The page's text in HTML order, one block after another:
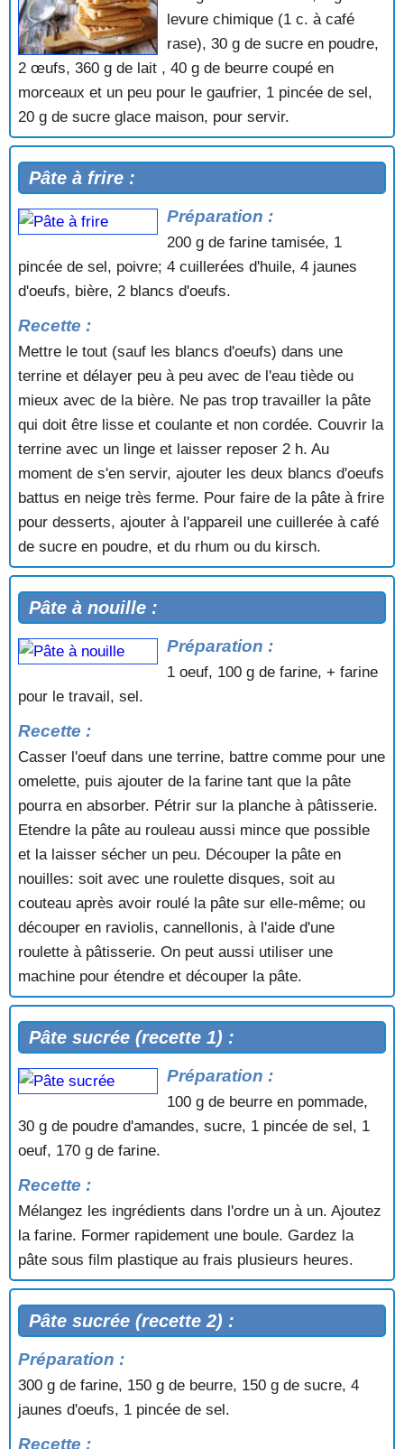
levure chimique (1 c. à café
rase), 30 g de sucre en poudre,
2 œufs, 360 g de lait , 40 g de beurre coupé en
morceaux et un peu pour le gaufrier, 1 pincée de sel,
20 g de sucre glace maison, pour servir.
Pâte à frire :
Préparation :
200 g de farine tamisée, 1
pincée de sel, poivre; 4 cuillerées d'huile, 4 jaunes
d'oeufs, bière, 2 blancs d'oeufs.
Recette :
Mettre le tout (sauf les blancs d'oeufs) dans une
terrine et délayer peu à peu avec de l'eau tiède ou
mieux avec de la bière. Ne pas trop travailler la pâte
qui doit être lisse et coulante et non cordée. Couvrir la
terrine avec un linge et laisser reposer 2 h. Au
moment de s'en servir, ajouter les deux blancs d'oeufs
battus en neige très ferme. Pour faire de la pâte à frire
pour desserts, ajouter à l'appareil une cuillerée à café
de sucre en poudre, et du rhum ou du kirsch.
Pâte à nouille :
Préparation :
1 oeuf, 100 g de farine, + farine
pour le travail, sel.
Recette :
Casser l'oeuf dans une terrine, battre comme pour une
omelette, puis ajouter de la farine tant que la pâte
pourra en absorber. Pétrir sur la planche à pâtisserie.
Etendre la pâte au rouleau aussi mince que possible
et la laisser sécher un peu. Découper la pâte en
nouilles: soit avec une roulette disques, soit au
couteau après avoir roulé la pâte sur elle-même; ou
découper en raviolis, cannellonis, à l'aide d'une
roulette à pâtisserie. On peut aussi utiliser une
machine pour étendre et découper la pâte.
Pâte sucrée (recette 1) :
Préparation :
100 g de beurre en pommade,
30 g de poudre d'amandes, sucre, 1 pincée de sel, 1
oeuf, 170 g de farine.
Recette :
Mélangez les ingrédients dans l'ordre un à un. Ajoutez
la farine. Former rapidement une boule. Gardez la
pâte sous film plastique au frais plusieurs heures.
Pâte sucrée (recette 2) :
Préparation :
300 g de farine, 150 g de beurre, 150 g de sucre, 4
jaunes d'oeufs, 1 pincée de sel.
Recette :